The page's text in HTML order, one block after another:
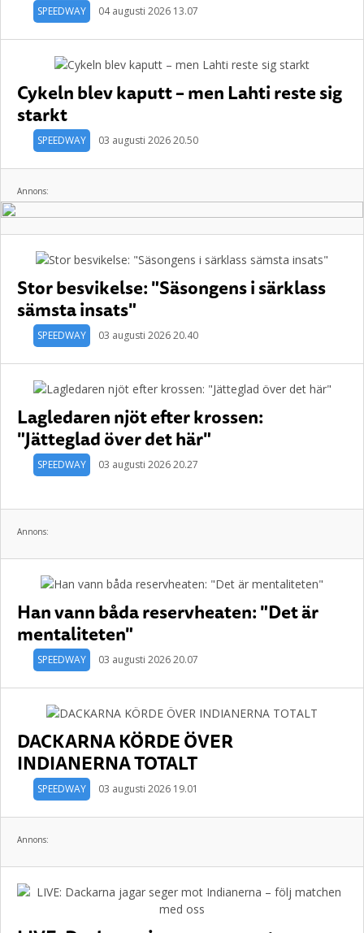
SPEEDWAY 04 augusti 2026 13.07
Cykeln blev kaputt – men Lahti reste sig
starkt
SPEEDWAY 03 augusti 2026 20.50
Annons:
Stor besvikelse: "Säsongens i särklass
sämsta insats"
SPEEDWAY 03 augusti 2026 20.40
Lagledaren njöt efter krossen:
"Jätteglad över det här"
SPEEDWAY 03 augusti 2026 20.27
Annons:
Han vann båda reservheaten: "Det är
mentaliteten"
SPEEDWAY 03 augusti 2026 20.07
DACKARNA KÖRDE ÖVER
INDIANERNA TOTALT
SPEEDWAY 03 augusti 2026 19.01
Annons: